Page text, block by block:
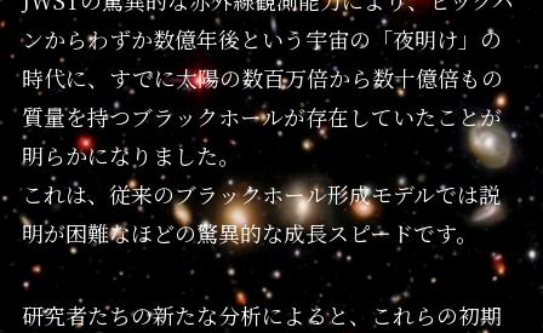
ンからわずか数億年後という宇宙の「夜明け」の
時代に、すでに太陽の数百万倍から数十億倍もの
質量を持つブラックホールが存在していたことが
明らかになりました。
これは、従来のブラックホール形成モデルでは説
明が困難なほどの驚異的な成長スピードです。
研究者たちの新たな分析によると、これらの初期